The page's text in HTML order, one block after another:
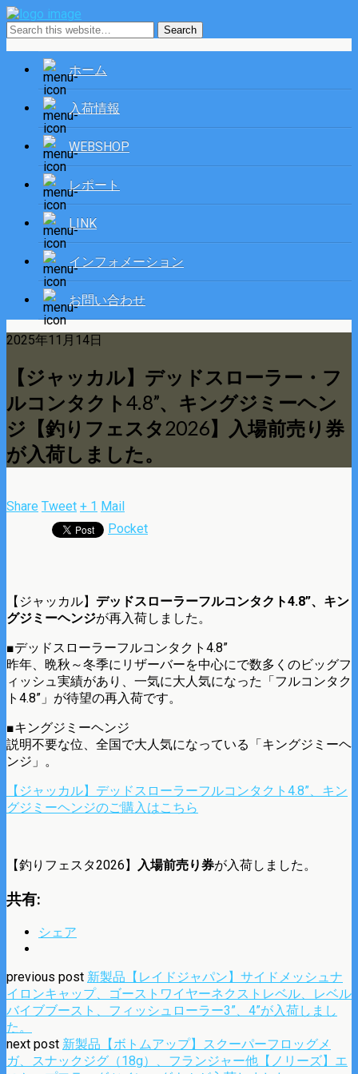
ホーム
入荷情報
WEBSHOP
レポート
LINK
インフォメーション
お問い合わせ
2025年11月14日
【ジャッカル】デッドスローラー・フ
ルコンタクト4.8”、キングジミーヘン
ジ【釣りフェスタ2026】入場前売り券
が入荷しました。
Share Tweet + 1 Mail
Pocket
【ジャッカル】 デッドスローラーフルコンタクト4.8”、キン
グジミーヘンジが再入荷しました。
■デッドスローラーフルコンタクト4.8”
昨年、晩秋～冬季にリザーバーを中心にで数多くのビッグフ
ィッシュ実績があり、一気に大人気になった「フルコンタク
ト4.8”」が待望の再入荷です。
■キングジミーヘンジ
説明不要な位、全国で大人気になっている「キングジミーヘ
ンジ」。
【ジャッカル】デッドスローラーフルコンタクト4.8”、キン
グジミーヘンジのご購入はこちら
【釣りフェスタ2026】 入場前売り券が入荷しました。
共有:
シェア
previous post 新製品【レイドジャパン】サイドメッシュナ
イロンキャップ、ゴーストワイヤーネクストレベル、レベル
バイブブースト、フィッシュローラー3”、4”が入荷しまし
た。
next post 新製品【ボトムアップ】スクーパーフロッグメ
ガ、スナックジグ（18g）、フランジャー他【ノリーズ】エ